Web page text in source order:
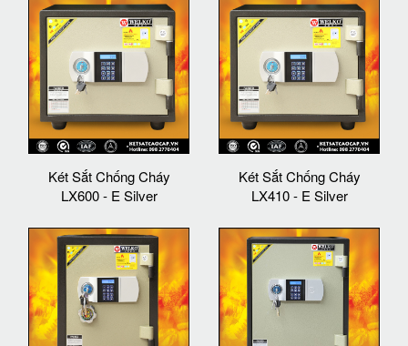
Két Sắt Chống Cháy
LX600 - E Silver
Két Sắt Chống Cháy
LX410 - E Silver